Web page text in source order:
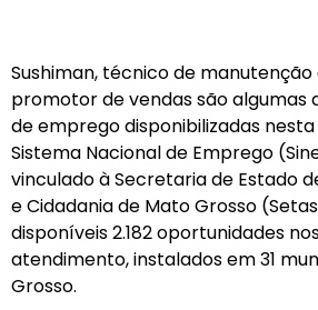
Sushiman, técnico de
promotor de vendas são algumas
de emprego disponibilizadas
Sistema Nacional de Emprego
vinculado à Secretaria de Estado
e Cidadania de Mato Grosso
disponíveis 2.182 oportunidades
atendimento, instalados em 31
Grosso.